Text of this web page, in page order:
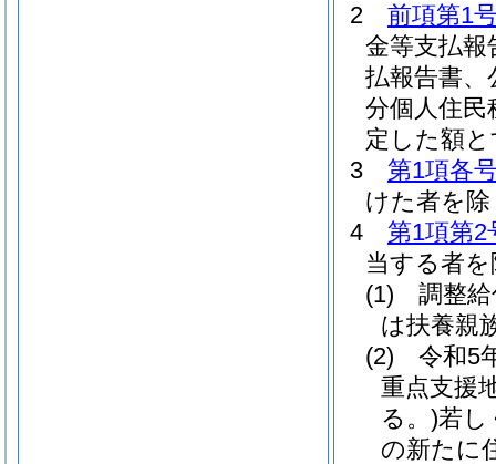
2
前項第1
金等支払報
払報告書、
分個人住民
定した額
3
第1項各
けた者を
4
第1項第2
当する者
(1)
調整
は扶養親
(2)
令和5
重点支援
る。)若し
の新たに